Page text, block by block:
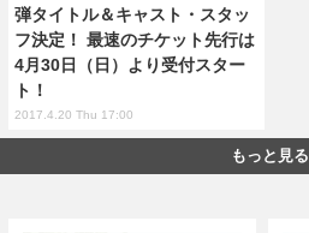
弾タイトル＆キャスト・スタッ
フ決定！ 最速のチケット先行は
4月30日（日）より受付スター
ト！
2017.4.20 Thu 17:00
もっと見る